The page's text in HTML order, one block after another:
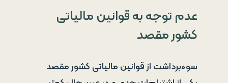
عدم توجه به قوانین مالیاتی
کشور مقصد
سوءبرداشت از قوانین مالیاتی کشور مقصد